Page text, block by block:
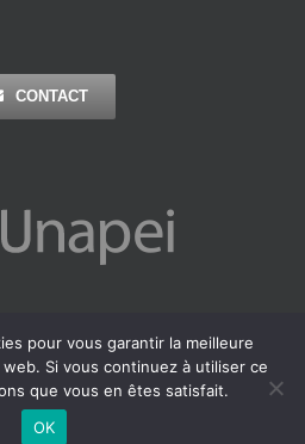
CONTACT
44 | Tous Droits Réservés |Mentions
: Agence Outremer
Facebook
pour vous garantir la meilleure
Si vous continuez à utiliser ce
que vous en êtes satisfait.
OK